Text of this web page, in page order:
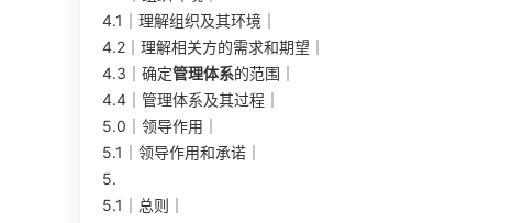
4.1｜理解组织及其环境｜
4.2｜理解相关方的需求和期望｜
4.3｜确定管理体系的范围｜
4.4｜管理体系及其过程｜
5.0｜领导作用｜
5.1｜领导作用和承诺｜
5.
5.1｜总则｜